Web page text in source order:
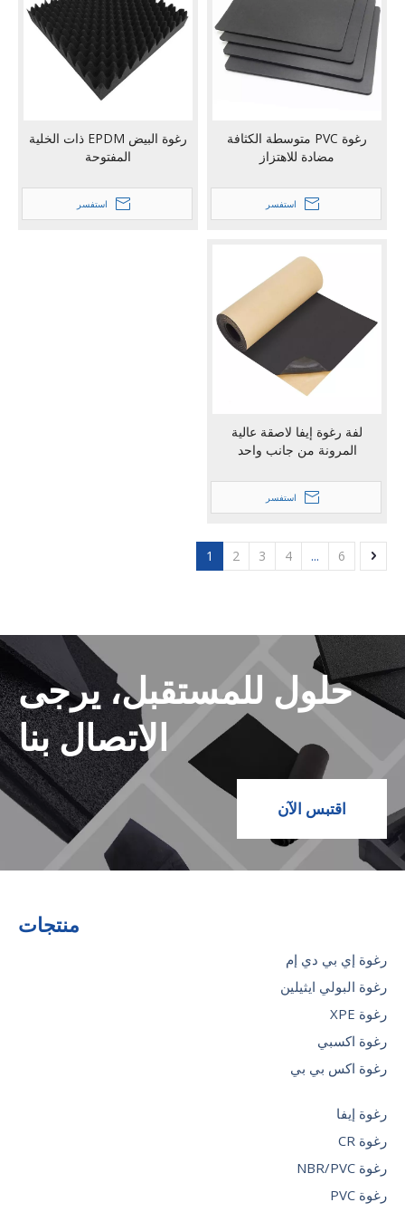
رغوة PVC متوسطة الكثافة
مضادة للاهتزاز
استفسر
رغوة البيض EPDM ذات الخلية
المفتوحة
استفسر
لفة رغوة إيفا لاصقة عالية
المرونة من جانب واحد
استفسر
1 2 3 4 ... 6
حلول للمستقبل، يرجى
الاتصال بنا
اقتبس الآن
منتجات
رغوة إي بي دي إم
رغوة البولي ايثيلين
رغوة XPE
رغوة اكسبي
رغوة اكس بي بي
رغوة إيفا
رغوة CR
رغوة NBR/PVC
رغوة PVC